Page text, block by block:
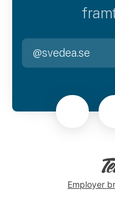
@svedea.se
Employer